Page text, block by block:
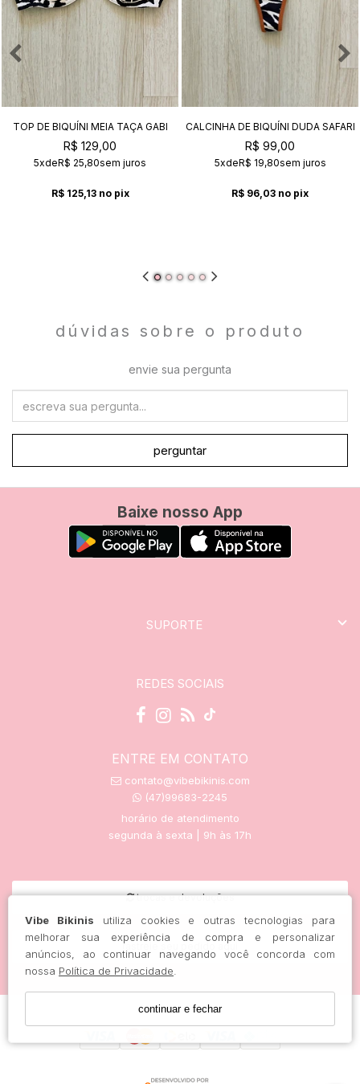
Vibe Bikinis utiliza cookies e outras tecnologias para
melhorar sua experiência de compra e personalizar
anúncios, ao continuar navegando você concorda com
nossa Política de Privacidade
continuar e fechar
TOP DE BIQUÍNI MEIA TAÇA GABI
SAFARI
R$ 129,00
5xdeR$ 25,80sem juros
R$ 125,13 no pix
CALCINHA DE BIQUÍNI DUDA SAFARI
R$ 99,00
5xdeR$ 19,80sem juros
R$ 96,03 no pix
dúvidas sobre o produto
envie sua pergunta
perguntar
Baixe nosso App
SUPORTE
REDES SOCIAIS
ENTRE EM CONTATO
contato@vibebikinis.com
(47)99683-2245
horário de atendimento
segunda à sexta | 9h às 17h
trocas e devoluções
rastreie seu pedido aqui